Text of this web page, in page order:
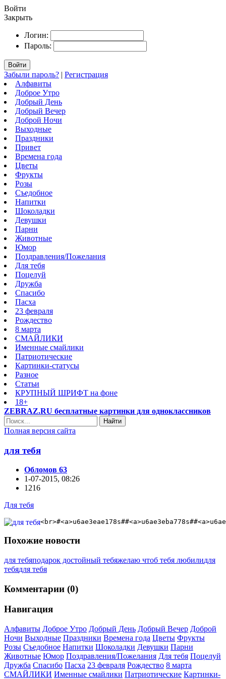
Войти
Закрыть
Логин:
Пароль:
Войти
Забыли пароль? | Регистрация
Алфавиты
Доброе Утро
Добрый День
Добрый Вечер
Доброй Ночи
Выходные
Праздники
Привет
Времена года
Цветы
Фрукты
Розы
Съедобное
Напитки
Шоколадки
Девушки
Парни
Животные
Юмор
Поздравления/Пожелания
Для тебя
Поцелуй
Дружба
Спасибо
Пасха
23 февраля
Рождество
8 марта
СМАЙЛИКИ
Именные смайлики
Патриотические
Картинки-статусы
Разное
Cтатьи
КРУПНЫЙ ШРИФТ на фоне
18+
ZEBRAZ.RU бесплатные картинки для одноклассников
Найти
Полная версия сайта
для тебя
Обломов 63
1-07-2015, 08:26
1216
Для тебя
Похожие новости
для тебяподарок достойный тебяжелаю чтоб тебя любилидля
тебядля тебя
Комментарии (0)
Навигация
Алфавиты Доброе Утро Добрый День Добрый Вечер Доброй
Ночи Выходные Праздники Времена года Цветы Фрукты
Розы Съедобное Напитки Шоколадки Девушки Парни
Животные Юмор Поздравления/Пожелания Для тебя Поцелуй
Дружба Спасибо Пасха 23 февраля Рождество 8 марта
СМАЙЛИКИ Именные смайлики Патриотические Картинки-